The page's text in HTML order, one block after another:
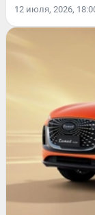
12 июля, 2026,